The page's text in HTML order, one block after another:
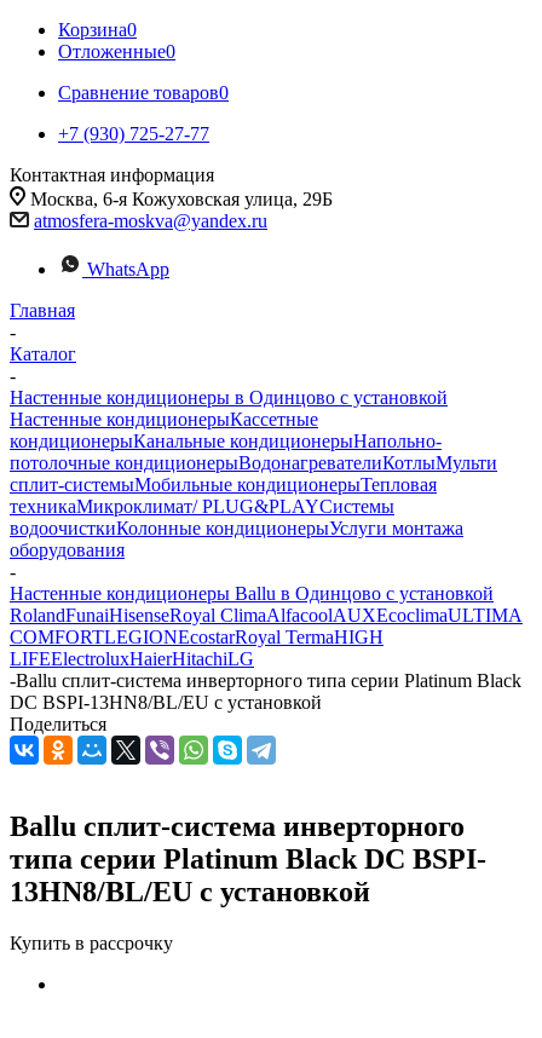
Корзина0
Отложенные0
Сравнение товаров0
+7 (930) 725-27-77
Контактная информация
Москва, 6-я Кожуховская улица, 29Б
atmosfera-moskva@yandex.ru
WhatsApp
Главная
-
Каталог
-
Настенные кондиционеры в Одинцово с установкой
Настенные кондиционерыКассетные
кондиционерыКанальные кондиционерыНапольно-
потолочные кондиционерыВодонагревателиКотлыМульти
сплит-системыМобильные кондиционерыТепловая
техникаМикроклимат/ PLUG&PLAYСистемы
водоочисткиКолонные кондиционерыУслуги монтажа
оборудования
-
Настенные кондиционеры Ballu в Одинцово с установкой
RolandFunaiHisenseRoyal ClimaAlfacoolAUXEcoclimaULTIMA
COMFORTLEGIONEcostarRoyal TermaHIGH
LIFEElectroluxHaierHitachiLG
-Ballu сплит-система инверторного типа серии Platinum Black
DC BSPI-13HN8/BL/EU с установкой
Поделиться
Ballu сплит-система инверторного
типа серии Platinum Black DC BSPI-
13HN8/BL/EU с установкой
Купить в рассрочку